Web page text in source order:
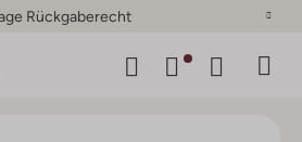
Rückgaberecht